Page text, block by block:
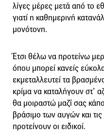
λίγες μέρες μετά από το
γιατί η καθημερινή
μονότονη.
Έτσι θέλω να προτείνω
όπου μπορεί κανείς
εκμεταλλευτεί τα
κρίμα να καταλήγουν στ’
θα μοιραστώ μαζί σας
βράσιμο των αυγών και τις
προτείνουν οι ειδικοί.